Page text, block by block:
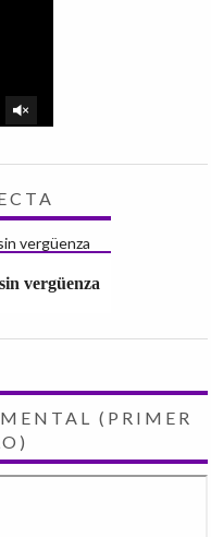
vergüenza
(PRIMER